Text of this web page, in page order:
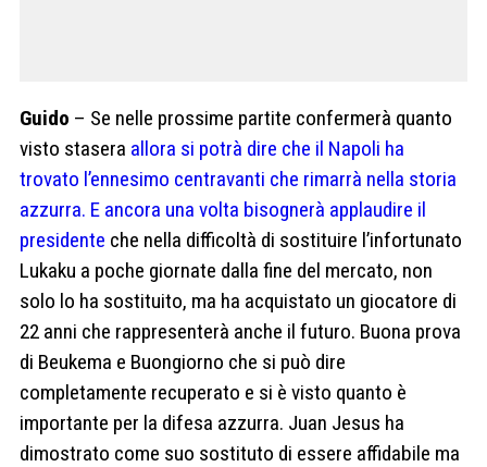
Guido – Se nelle prossime partite confermerà quanto
visto stasera allora si potrà dire che il Napoli ha
trovato l’ennesimo centravanti che rimarrà nella storia
azzurra. E ancora una volta bisognerà applaudire il
presidente che nella difficoltà di sostituire l’infortunato
Lukaku a poche giornate dalla fine del mercato, non
solo lo ha sostituito, ma ha acquistato un giocatore di
22 anni che rappresenterà anche il futuro. Buona prova
di Beukema e Buongiorno che si può dire
completamente recuperato e si è visto quanto è
importante per la difesa azzurra. Juan Jesus ha
dimostrato come suo sostituto di essere affidabile ma